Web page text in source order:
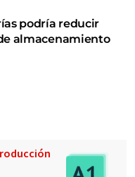
podría reducir
almacenamiento